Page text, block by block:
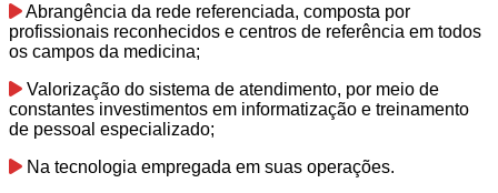
Abrangência da rede referenciada, composta por
profissionais reconhecidos e centros de referência em todos
os campos da medicina;
Valorização do sistema de atendimento, por meio de
constantes investimentos em informatização e treinamento
de pessoal especializado;
Na tecnologia empregada em suas operações.